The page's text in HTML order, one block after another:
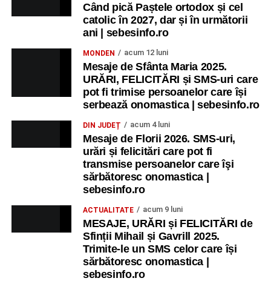
Când pică Paștele ortodox și cel
catolic în 2027, dar și în următorii
ani | sebesinfo.ro
MONDEN acum 12 luni
Mesaje de Sfânta Maria 2025.
URĂRI, FELICITĂRI și SMS-uri care
pot fi trimise persoanelor care își
serbează onomastica | sebesinfo.ro
DIN JUDEȚ acum 4 luni
Mesaje de Florii 2026. SMS-uri,
urări și felicitări care pot fi
transmise persoanelor care îşi
sărbătoresc onomastica |
sebesinfo.ro
ACTUALITATE acum 9 luni
MESAJE, URĂRI și FELICITĂRI de
Sfinții Mihail și Gavrill 2025.
Trimite-le un SMS celor care își
sărbătoresc onomastica |
sebesinfo.ro